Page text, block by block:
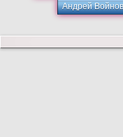
Андрей